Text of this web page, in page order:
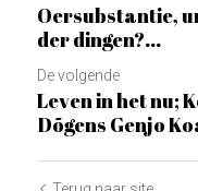
Oersubstantie,
der dingen?...
De volgende
Leven in het nu;
Dõgens Genjo